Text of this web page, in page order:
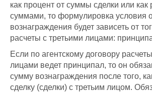
как процент от суммы сделки или
суммами, то формулировка условия
вознаграждения будет зависеть от
расчеты с третьими лицами:
Если по агентскому договору
лицами ведет принципал, то он
сумму вознаграждения после того,
сделку (сделки) с третьим лицом.